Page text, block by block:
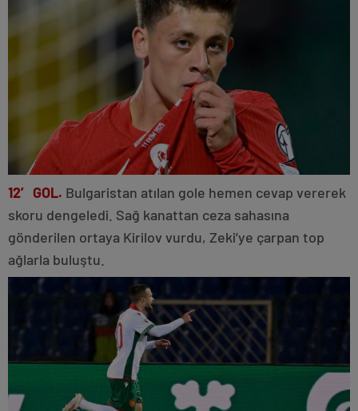
12′ GOL. Bulgaristan atılan gole hemen cevap vererek
skoru dengeledi. Sağ kanattan ceza sahasına
gönderilen ortaya Kirilov vurdu, Zeki’ye çarpan top
ağlarla buluştu.